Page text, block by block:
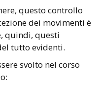
questo controllo
dei movimenti è
quindi, questi
tutto evidenti.
svolto nel corso